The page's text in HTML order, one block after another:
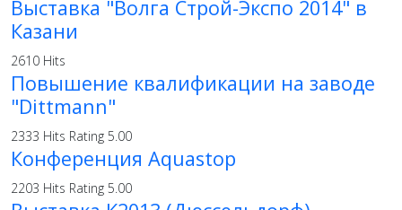
Выставка "Волга Строй-Экспо 2014" в
Казани
2610 Hits
Повышение квалификации на заводе
"Dittmann"
2333 Hits Rating 5.00
Конференция Aquastop
2203 Hits Rating 5.00